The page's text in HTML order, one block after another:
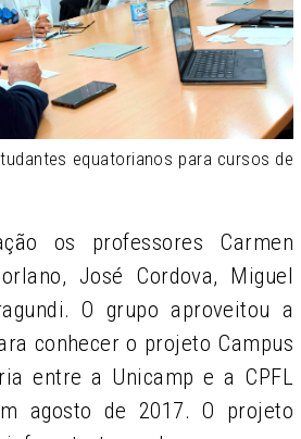
equatorianos para cursos de
os professores Carmen
José Cordova, Miguel
O grupo aproveitou a
conhecer o projeto Campus
entre a Unicamp e a CPFL
agosto de 2017. O projeto